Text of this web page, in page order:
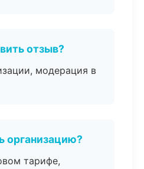
отзыв?
модерация в
организацию?
тарифе,